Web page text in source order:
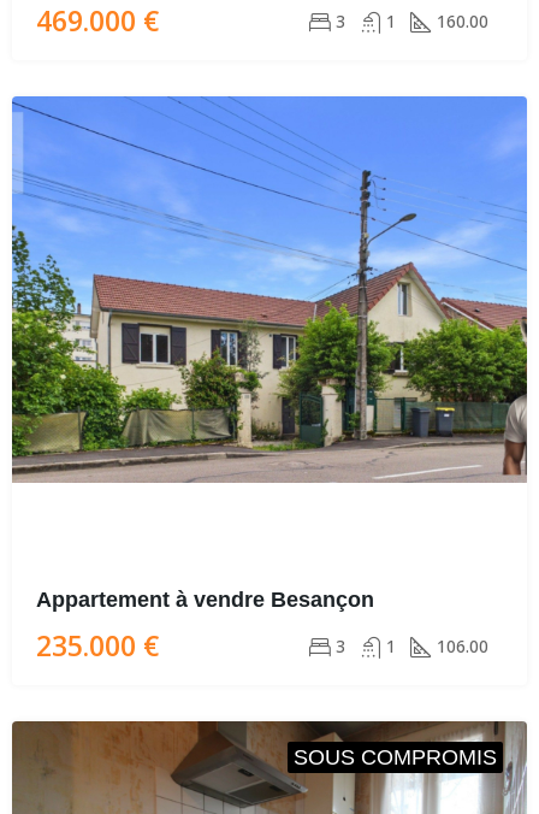
469.000 € 3 1 160.00
Appartement à vendre Besançon
235.000 € 3 1 106.00
SOUS COMPROMIS